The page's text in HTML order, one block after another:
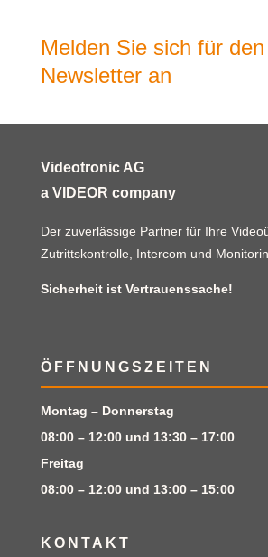
Melden Sie sich für den
Newsletter an
Videotronic AG
a VIDEOR company
Der zuverlässige Partner für Ihre
Zutrittskontrolle, Intercom und
Sicherheit ist Vertrauenssache!
ÖFFNUNGSZEITEN
Montag – Donnerstag
08:00 – 12:00 und 13:30 – 17:00
Freitag
08:00 – 12:00 und 13:00 – 15:00
KONTAKT